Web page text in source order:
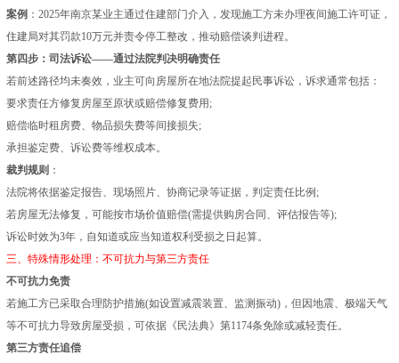
案例 ：2025年南京某业主通过住建部门介入，发现施工方未办理夜间施工许可证，
住建局对其罚款10万元并责令停工整改，推动赔偿谈判进程。
第四步：司法诉讼——通过法院判决明确责任
若前述路径均未奏效，业主可向房屋所在地法院提起民事诉讼，诉求通常包括：
要求责任方修复房屋至原状或赔偿修复费用;
赔偿临时租房费、物品损失费等间接损失;
承担鉴定费、诉讼费等维权成本。
裁判规则 ：
法院将依据鉴定报告、现场照片、协商记录等证据，判定责任比例;
若房屋无法修复，可能按市场价值赔偿(需提供购房合同、评估报告等);
诉讼时效为3年，自知道或应当知道权利受损之日起算。
三、特殊情形处理：不可抗力与第三方责任
不可抗力免责
若施工方已采取合理防护措施(如设置减震装置、监测振动)，但因地震、极端天气
等不可抗力导致房屋受损，可依据《民法典》第1174条免除或减轻责任。
第三方责任追偿